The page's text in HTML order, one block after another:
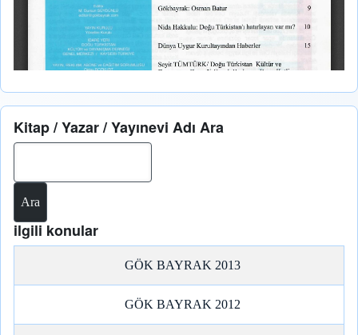
Kitap / Yazar / Yayınevi Adı Ara
ilgili konular
GÖK BAYRAK 2013
GÖK BAYRAK 2012